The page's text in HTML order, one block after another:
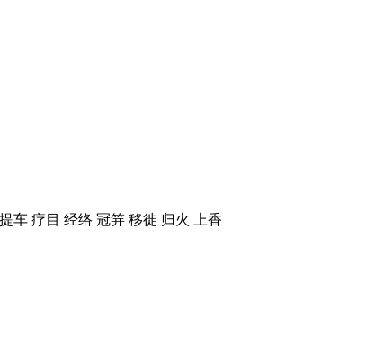
车 疗目 经络 冠笄 移徙 归火 上香